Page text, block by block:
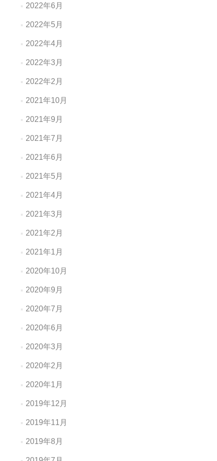
2022年6月
2022年5月
2022年4月
2022年3月
2022年2月
2021年10月
2021年9月
2021年7月
2021年6月
2021年5月
2021年4月
2021年3月
2021年2月
2021年1月
2020年10月
2020年9月
2020年7月
2020年6月
2020年3月
2020年2月
2020年1月
2019年12月
2019年11月
2019年8月